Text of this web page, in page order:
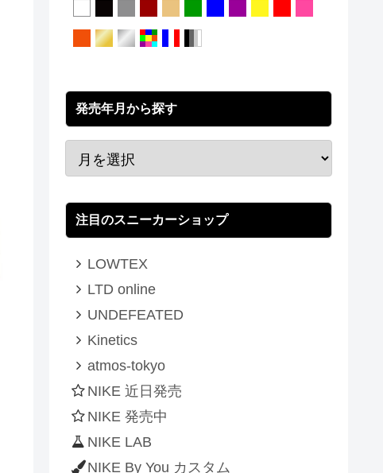
発売年月から探す
注目のスニーカーショップ
LOWTEX
LTD online
UNDEFEATED
Kinetics
atmos-tokyo
NIKE 近日発売
NIKE 発売中
NIKE LAB
NIKE By You カスタム